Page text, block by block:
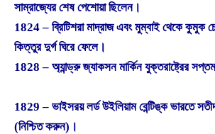
সাম্রাজ্যের শেষ পেশোয়া ছিলেন।
1824 – ব্রিটিশরা মাদ্রাজ এবং মুম্বাই থেকে কুমুক
কিত্তুর দুর্গ ঘিরে ফেলে।
1828 – অ্যান্ড্রু জ্যাকসন মার্কিন যুক্তরাষ্ট্রের সপ্তম
1829 – ভাইসরয় লর্ড উইলিয়াম বেন্টিঙ্ক ভারতে
(নিশ্চিত করুন)।